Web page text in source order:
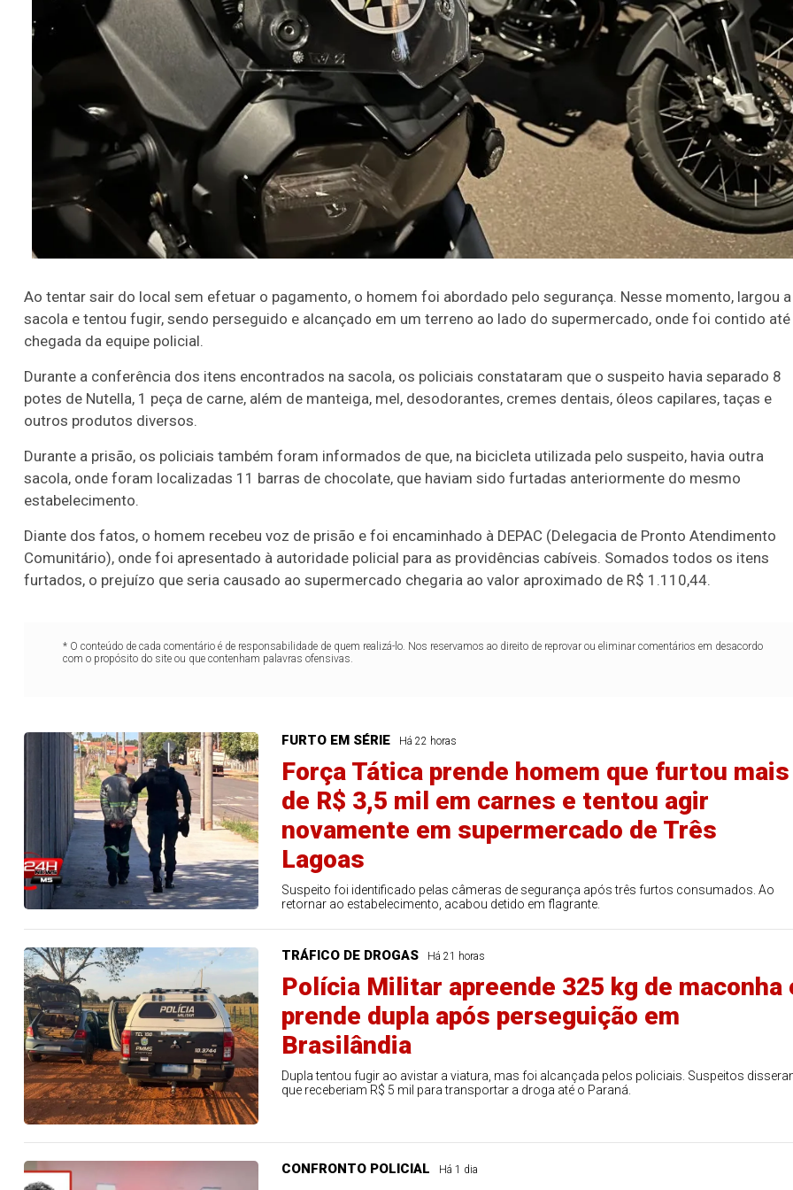
Ao tentar sair do local sem efetuar o pagamento, o homem foi abordado pelo segurança. Nesse momento, largou a
sacola e tentou fugir, sendo perseguido e alcançado em um terreno ao lado do supermercado, onde foi contido até
chegada da equipe policial.
Durante a conferência dos itens encontrados na sacola, os policiais constataram que o suspeito havia separado 8
potes de Nutella, 1 peça de carne, além de manteiga, mel, desodorantes, cremes dentais, óleos capilares, taças e
outros produtos diversos.
Durante a prisão, os policiais também foram informados de que, na bicicleta utilizada pelo suspeito, havia outra
sacola, onde foram localizadas 11 barras de chocolate, que haviam sido furtadas anteriormente do mesmo
estabelecimento.
Diante dos fatos, o homem recebeu voz de prisão e foi encaminhado à DEPAC (Delegacia de Pronto Atendimento
Comunitário), onde foi apresentado à autoridade policial para as providências cabíveis. Somados todos os itens
furtados, o prejuízo que seria causado ao supermercado chegaria ao valor aproximado de R$ 1.110,44.
* O conteúdo de cada comentário é de responsabilidade de quem realizá-lo. Nos reservamos ao direito de reprovar ou eliminar comentários em desacordo
com o propósito do site ou que contenham palavras ofensivas.
FURTO EM SÉRIE Há 22 horas
Força Tática prende homem que furtou mais
de R$ 3,5 mil em carnes e tentou agir
novamente em supermercado de Três
Lagoas
Suspeito foi identificado pelas câmeras de segurança após três furtos consumados. Ao
retornar ao estabelecimento, acabou detido em flagrante.
TRÁFICO DE DROGAS Há 21 horas
Polícia Militar apreende 325 kg de maconha
prende dupla após perseguição em
Brasilândia
Dupla tentou fugir ao avistar a viatura, mas foi alcançada pelos policiais. Suspeitos
que receberiam R$ 5 mil para transportar a droga até o Paraná.
CONFRONTO POLICIAL Há 1 dia
22
detalhes
60 65 78 88 91
Ver detalhes